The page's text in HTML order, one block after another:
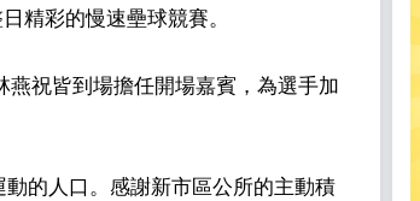
精彩的慢速壘球競賽。
祝皆到場擔任開場嘉賓，為選手加
的人口。感謝新市區公所的主動積